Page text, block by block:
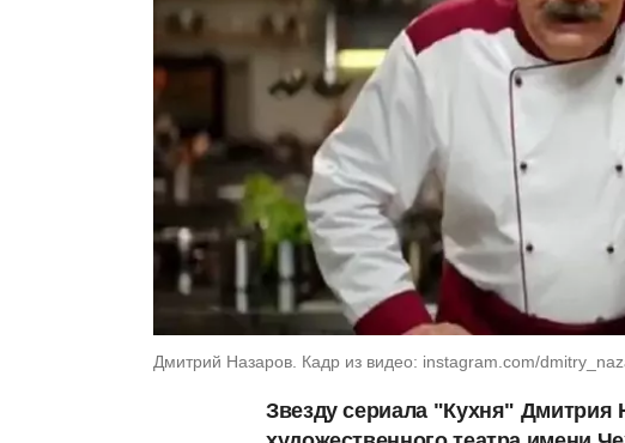
Дмитрий Назаров. Кадр из видео: instagram.com/
Звезду сериала "Кухня" Дмитрия